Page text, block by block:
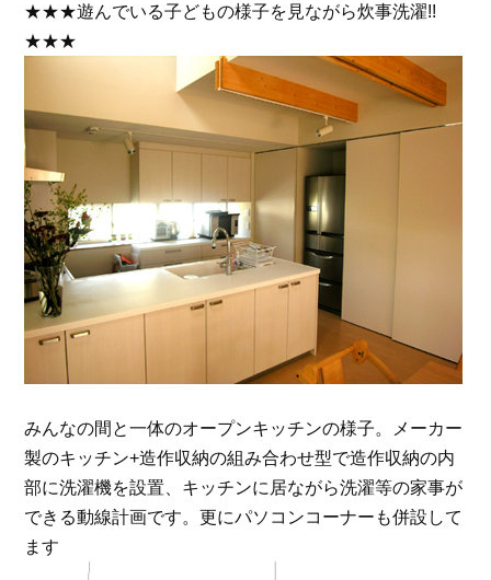
★★★遊んでいる子どもの様子を見ながら炊事洗濯!!
★★★
みんなの間と一体のオープンキッチンの様子。メーカー
製のキッチン+造作収納の組み合わせ型で造作収納の内
部に洗濯機を設置、キッチンに居ながら洗濯等の家事が
できる動線計画です。更にパソコンコーナーも併設して
ます